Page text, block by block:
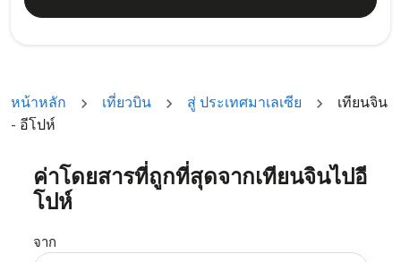
หน้าหลัก เที่ยวบิน สู่ ประเทศมาเลเซีย
เทียนจิน
- อีโปห์
ค่าโดยสารที่ถูกที่สุดจากเทียนจินไปอี
โปห์
จาก
ลองอัปเดตเส้นทางของคุณ (ต้นทางและ/หรือปลายทาง) หรื